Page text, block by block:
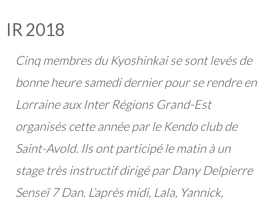
IR 2018
Cinq membres du Kyoshinkai se sont levés de
bonne heure samedi dernier pour se rendre en
Lorraine aux Inter Régions Grand-Est
organisés cette année par le Kendo club de
Saint-Avold. Ils ont participé le matin à un
stage très instructif dirigé par Dany Delpierre
Senseï 7 Dan. L’après midi, Lala, Yannick,